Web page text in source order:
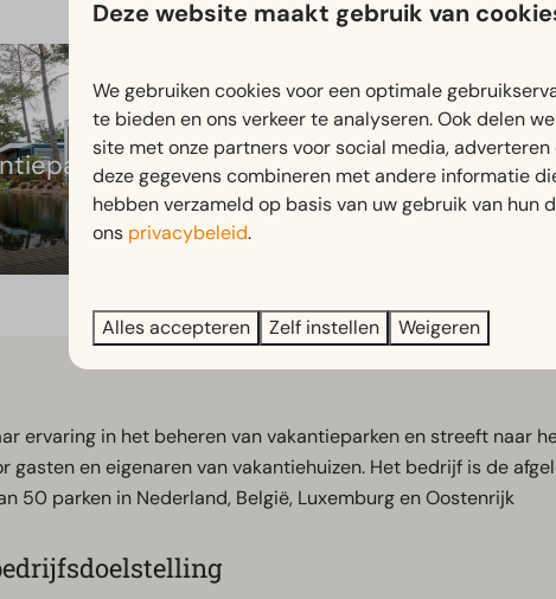
Kampeervakanties
ervaring in het beheren van vakantieparken en streeft naar
gasten en eigenaren van vakantiehuizen. Het bedrijf is de
50 parken in Nederland, België, Luxemburg en Oostenrijk
Deze website maakt gebruik van
We gebruiken cookies voor een optimale
te bieden en ons verkeer te analyseren. Ook delen
site met onze partners voor social media,
deze gegevens combineren met andere informatie
hebben verzameld op basis van uw gebruik van hun
ons privacybeleid.
Alles accepteren Zelf instellen Weigeren